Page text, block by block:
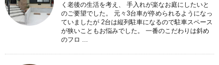
く老後の生活を考え、 手入れが楽なお庭にしたいと
のご要望でした。 元々3台車が停められるようになっ
ていましたが 2台は縦列駐車になるので駐車スペース
が狭いこともお悩みでした。 一番のこだわりは斜め
のフロ ...